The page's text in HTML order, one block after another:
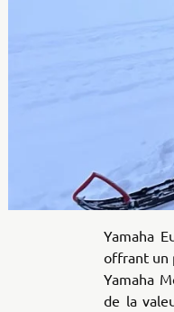
Yamaha
offrant un
Yamaha
de la